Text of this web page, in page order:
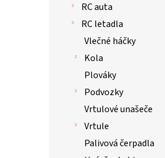
RC auta
RC letadla
Vlečné háčky
Kola
Plováky
Podvozky
Vrtulové unašeče
Vrtule
Palivová čerpadla